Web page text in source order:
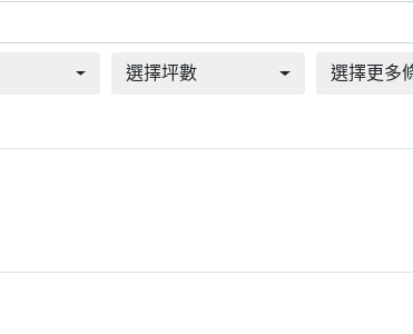
選擇坪數 選擇更多